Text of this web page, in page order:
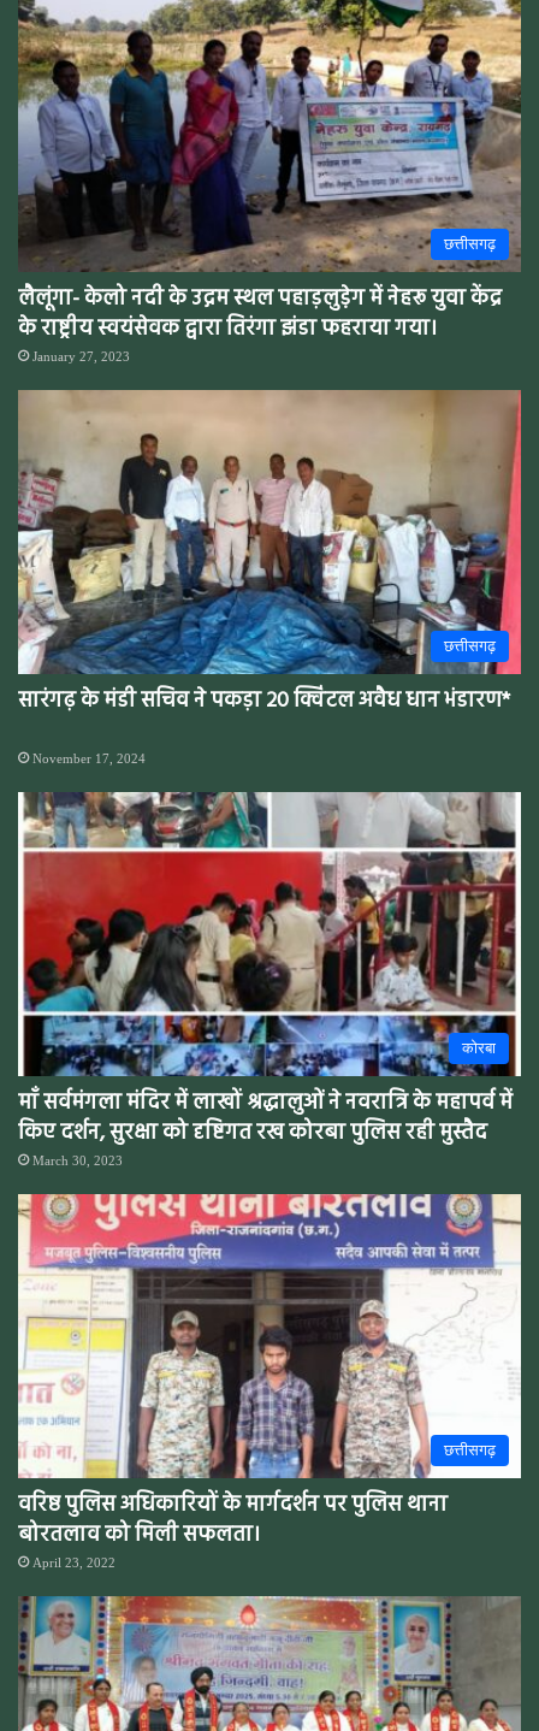
छत्तीसगढ़
लैलूंगा- केलो नदी के उद्गम स्थल पहाड़लुडे़ग में नेहरू युवा केंद्र
के राष्ट्रीय स्वयंसेवक द्वारा तिरंगा झंडा फहराया गया।
January 27, 2023
छत्तीसगढ़
सारंगढ़ के मंडी सचिव ने पकड़ा 20 क्विंटल अवैध धान भंडारण*
November 17, 2024
कोरबा
माँ सर्वमंगला मंदिर में लाखों श्रद्धालुओं ने नवरात्रि के महापर्व में
किए दर्शन, सुरक्षा को दृष्टिगत रख कोरबा पुलिस रही मुस्तैद
March 30, 2023
छत्तीसगढ़
वरिष्ठ पुलिस अधिकारियों के मार्गदर्शन पर पुलिस थाना
बोरतलाव को मिली सफलता।
April 23, 2022